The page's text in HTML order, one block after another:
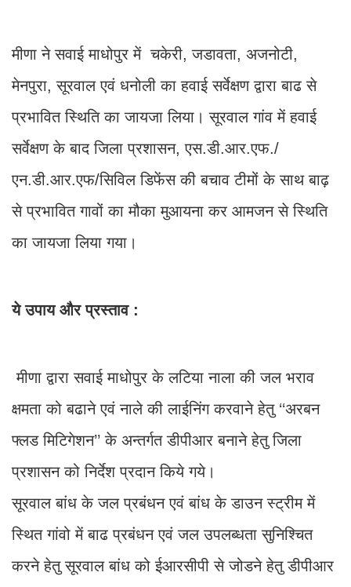
मीणा ने सवाई माधोपुर में चकेरी, जडावता, अजनोटी,
मेनपुरा, सूरवाल एवं धनोली का हवाई सर्वेक्षण द्वारा बाढ से
प्रभावित स्थिति का जायजा लिया। सूरवाल गांव में हवाई
सर्वेक्षण के बाद जिला प्रशासन, एस.डी.आर.एफ./
एन.डी.आर.एफ/सिविल डिफेंस की बचाव टीमों के साथ बाढ़
से प्रभावित गावों का मौका मुआयना कर आमजन से स्थिति
का जायजा लिया गया।
ये उपाय और प्रस्ताव :
मीणा द्वारा सवाई माधोपुर के लटिया नाला की जल भराव
क्षमता को बढाने एवं नाले की लाईनिंग करवाने हेतु ‘‘अरबन
फ्लड मिटिगेशन’’ के अन्तर्गत डीपीआर बनाने हेतु जिला
प्रशासन को निर्देश प्रदान किये गये।
सूरवाल बांध के जल प्रबंधन एवं बांध के डाउन स्ट्रीम में
स्थित गांवो में बाढ प्रबंधन एवं जल उपलब्धता सुनिश्चित
करने हेतु सूरवाल बांध को ईआरसीपी से जोडने हेतु डीपीआर